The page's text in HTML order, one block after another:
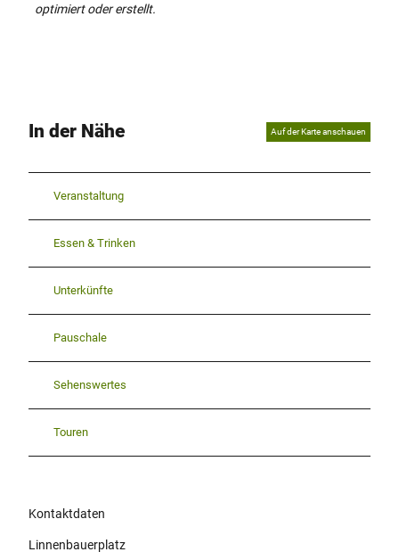
optimiert oder erstellt.
In der Nähe Auf der Karte anschauen
Veranstaltung
Essen & Trinken
Unterkünfte
Pauschale
Sehenswertes
Touren
Kontaktdaten
Linnenbauerplatz